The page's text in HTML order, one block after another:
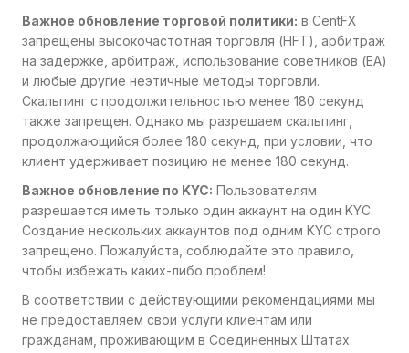
Важное обновление торговой политики: в CentFX
запрещены высокочастотная торговля (HFT), арбитраж
на задержке, арбитраж, использование советников (EA)
и любые другие неэтичные методы торговли.
Скальпинг с продолжительностью менее 180 секунд
также запрещен. Однако мы разрешаем скальпинг,
продолжающийся более 180 секунд, при условии, что
клиент удерживает позицию не менее 180 секунд.
Важное обновление по KYC: Пользователям
разрешается иметь только один аккаунт на один KYC.
Создание нескольких аккаунтов под одним KYC строго
запрещено. Пожалуйста, соблюдайте это правило,
чтобы избежать каких-либо проблем!
В соответствии с действующими рекомендациями мы
не предоставляем свои услуги клиентам или
гражданам, проживающим в Соединенных Штатах.